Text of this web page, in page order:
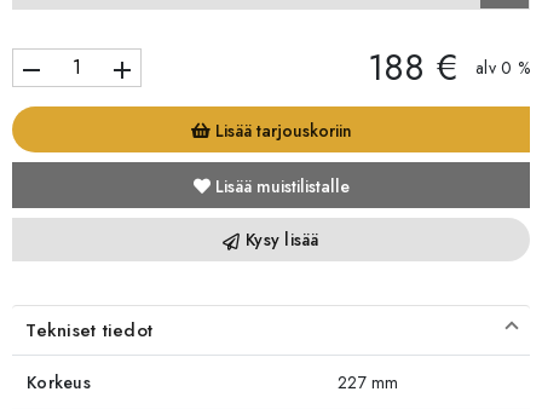
remove add 188 € alv 0 %
Lisää tarjouskoriin
Lisää muistilistalle
Kysy lisää
Tekniset tiedot
Korkeus 227 mm